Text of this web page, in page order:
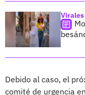
Virales
Debido al caso, el
comité de urgencia